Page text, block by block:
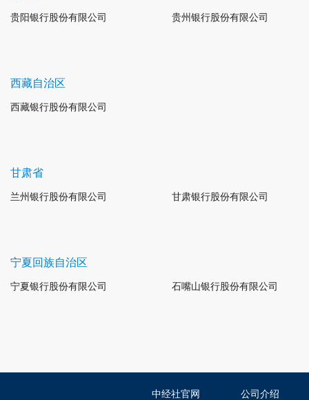
贵阳银行股份有限公司 贵州银行股份有限公司
西藏自治区
西藏银行股份有限公司
甘肃省
兰州银行股份有限公司 甘肃银行股份有限公司
宁夏回族自治区
宁夏银行股份有限公司 石嘴山银行股份有限公司
中经社官网 公司介绍